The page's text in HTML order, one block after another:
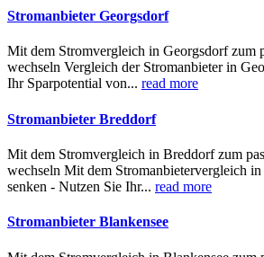
Stromanbieter Georgsdorf
Mit dem Stromvergleich in Georgsdorf zum
wechseln Vergleich der Stromanbieter in
Ihr Sparpotential von... read more
Stromanbieter Breddorf
Mit dem Stromvergleich in Breddorf zum
wechseln Mit dem Stromanbietervergleich
senken - Nutzen Sie Ihr... read more
Stromanbieter Blankensee